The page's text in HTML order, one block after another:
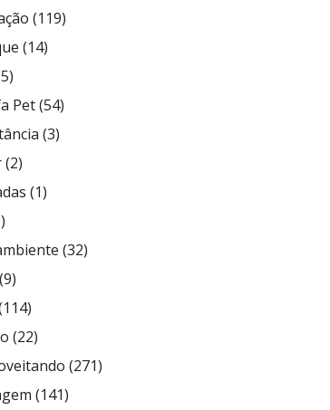
(119)
(14)
Pet(54)
(3)
(2)
(1)
(32)
(9)
(22)
(271)
(141)